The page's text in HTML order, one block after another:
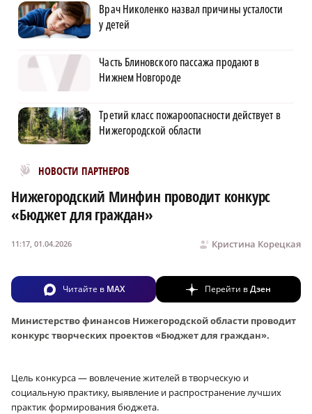
Врач Николенко назвал причины усталости
у детей
Часть Блиновского пассажа продают в
Нижнем Новгороде
Третий класс пожароопасности действует в
Нижегородской области
НОВОСТИ ПАРТНЕРОВ
Новости МирТесен
Нижегородский Минфин проводит конкурс
«Бюджет для граждан»
Кристина Корецкая
11:17, 01.04.2026
Читайте в MAX Перейти вДзен
Министерство финансов Нижегородской области проводит
конкурс творческих проектов «Бюджет для граждан».
Цель конкурса — вовлечение жителей в творческую и
социальную практику, выявление и распространение лучших
практик формирования бюджета.